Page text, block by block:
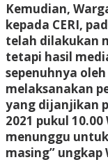
Kemudian,
kepada CERI,
telah dilakukan
tetapi hasil
sepenuhnya
melaksanakan
yang dijanjikan
2021 pukul
menunggu
masing” ungkap